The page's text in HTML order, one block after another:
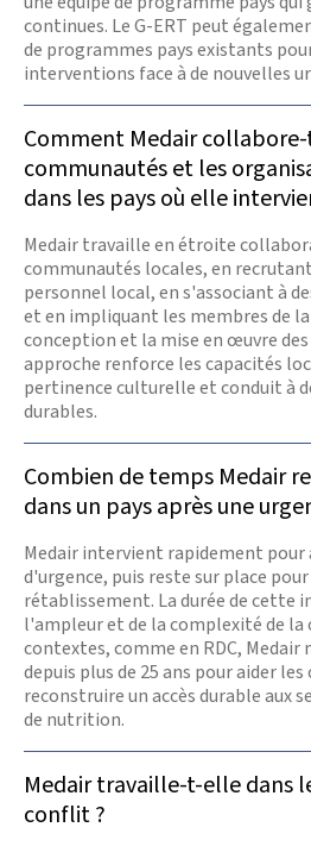
continues. Le G-ERT peut
de programmes pays existants
interventions face à de nouvelles
Comment Medair
communautés et les
dans les pays où elle
Medair travaille en étroite
communautés locales, en
personnel local, en s'associant à
et en impliquant les membres de
conception et la mise en œuvre
approche renforce les capacités
pertinence culturelle et conduit à
durables.
Combien de temps Medair
dans un pays après une
Medair intervient rapidement pour
d'urgence, puis reste sur place
rétablissement. La durée de cette
l'ampleur et de la complexité de la
contextes, comme en RDC,
depuis plus de 25 ans pour aider
reconstruire un accès durable aux
de nutrition.
Medair travaille-t-elle dans
conflit ?